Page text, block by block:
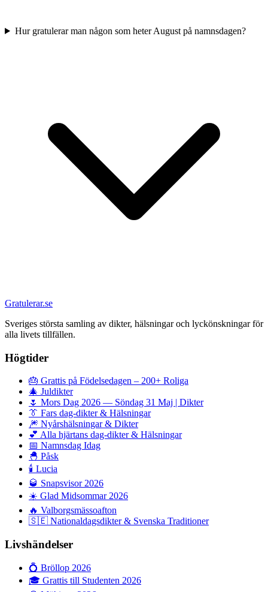
Hur gratulerar man någon som heter August på namnsdagen?
Gratulerar.se
Sveriges största samling av dikter, hälsningar och lyckönskningar för
alla livets tillfällen.
Högtider
🎂 Grattis på Födelsedagen – 200+ Roliga
🎄 Juldikter
🌷 Mors Dag 2026 — Söndag 31 Maj | Dikter
👔 Fars dag-dikter & Hälsningar
🎆 Nyårshälsningar & Dikter
💕 Alla hjärtans dag-dikter & Hälsningar
📅 Namnsdag Idag
🐣 Påsk
🕯️ Lucia
🥃 Snapsvisor 2026
☀️ Glad Midsommar 2026
🔥 Valborgsmässoafton
🇸🇪 Nationaldagsdikter & Svenska Traditioner
Livshändelser
💍 Bröllop 2026
🎓 Grattis till Studenten 2026